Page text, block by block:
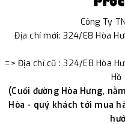
Công Ty
Địa chỉ mới: 324/E8 Hòa
=> Địa chỉ cũ : 324/E8 Hòa
Hồ
(Cuối đường Hòa Hưng,
Hòa - quý khách tới mua